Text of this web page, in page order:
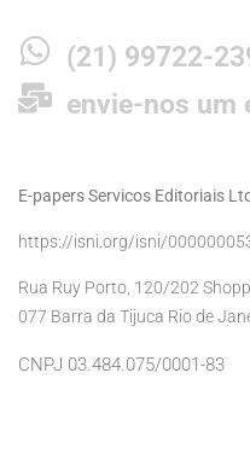
(21) 99722-
envie-nos um
E-papers Servicos Editoriais
https://isni.org/isni/
Rua Ruy Porto, 120/202
077 Barra da Tijuca Rio de
CNPJ 03.484.075/0001-83